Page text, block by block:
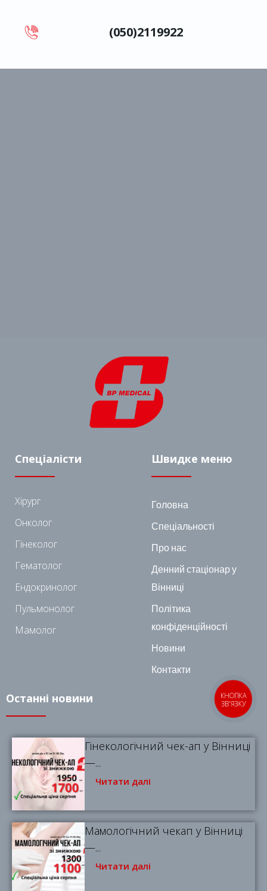
(050)2119922
Спеціалісти
Хірург
Онколог
Гінеколог
Гематолог
Ендокринолог
Пульмонолог
Мамолог
Швидке меню
Головна
Спеціальності
Про нас
Денний стаціонар у
Вінниці
Політика
конфіденційності
Новини
Контакти
Останні новини
Гінекологічний чек-ап у Вінниці
—...
Читати далі
Мамологічний чекап у Вінниці
—...
Читати далі
КНОПКА
ЗВ'ЯЗКУ